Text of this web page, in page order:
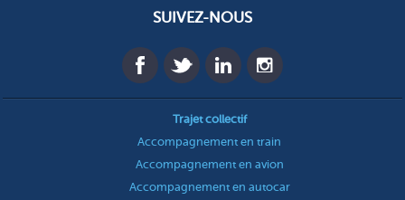
SUIVEZ-NOUS
Trajet collectif
Accompagnement en train
Accompagnement en avion
Accompagnement en autocar